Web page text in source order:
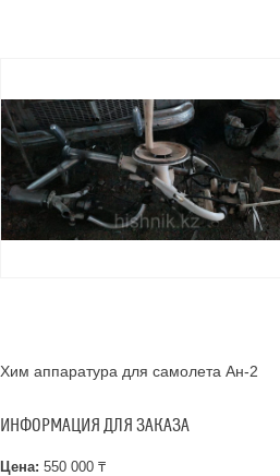
Хим аппаратура для самолета Ан-2
ИНФОРМАЦИЯ ДЛЯ ЗАКАЗА
Цена: 550 000 ₸